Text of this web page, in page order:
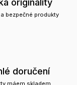
bezpečné produkty
doručení
máem skladem